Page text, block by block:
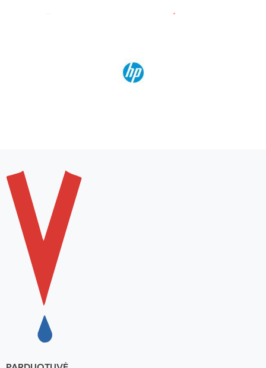
išsirinkti tinkamiausias? Tad rekomenduojame pirmiausia
atsižvelgti į tai, kam žirklės bus skirtos: suaugusiam ar
vaikui. Jei vaikui, tai kokio amžiaus. Patiems mažiausiems
Kokybiškos žirklės internetu
Ieškote gražių, patvarių, puikiai kerpančių žirklių vaikui
mokyklai, darbeliams, o gal sau darbui, namams? Tuomet
ilgai nedvejokite ir rinkitės „Dolovijos“ asortimente –
puikus pasirinkimas, konkurencinga kaina, sklandus
pirkinių pristatymas. Perkant internetu Jums nereikės
gaišti laiko kelionei į fizines pardavimo vietas, leisti savo
brangaus laiko eismo spūstyse, tad pirkti internetu bus ir
greičiau, ir pigiau.
Kur įsigyti gerų žirklių vaikams ir
suaugusiems?
Reikalingos geros žirklės ofisui, mokyklai? Svarstote, kur
tokias įsigyti gera kaina? Tuomet laukiame Jūsų
„Dolovijoje“! Mus rasite Vilniuje, Ševčenkos gatvėje.
aptarnavimą, patarimus ir pagalbą renkantis.